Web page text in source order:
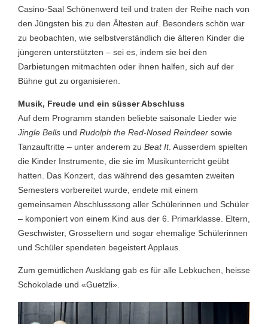
Casino-Saal Schönenwerd teil und traten der Reihe nach von
den Jüngsten bis zu den Ältesten auf. Besonders schön war
zu beobachten, wie selbstverständlich die älteren Kinder die
jüngeren unterstützten – sei es, indem sie bei den
Darbietungen mitmachten oder ihnen halfen, sich auf der
Bühne gut zu organisieren.
Musik, Freude und ein süsser Abschluss
Auf dem Programm standen beliebte saisonale Lieder wie
Jingle Bellsund Rudolph the Red-Nosed Reindeersowie
Tanzauftritte – unter anderem zu Beat It. Ausserdem spielten
die Kinder Instrumente, die sie im Musikunterricht geübt
hatten. Das Konzert, das während des gesamten zweiten
Semesters vorbereitet wurde, endete mit einem
gemeinsamen Abschlusssong aller Schülerinnen und Schüler
– komponiert von einem Kind aus der 6. Primarklasse. Eltern,
Geschwister, Grosseltern und sogar ehemalige Schülerinnen
und Schüler spendeten begeistert Applaus.
Zum gemütlichen Ausklang gab es für alle Lebkuchen, heisse
Schokolade und «Guetzli».